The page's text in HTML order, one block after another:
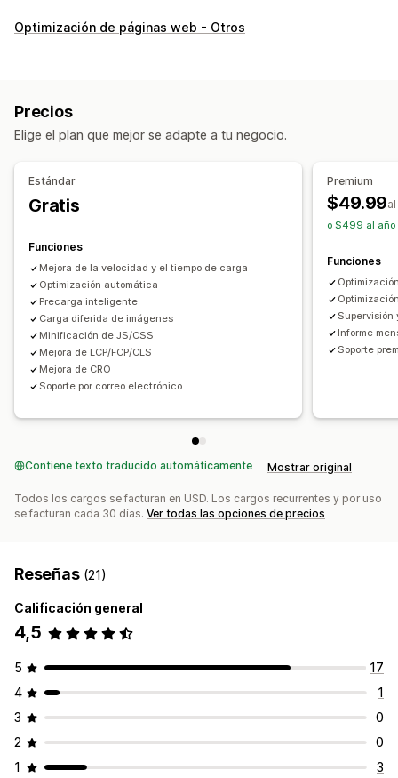
Herramientas de SEO
Optimización del tema
Análisis de velocidad
Optimización de páginas web - Otros
Precios
Elige el plan que mejor se adapte a tu negocio.
Estándar
Gratis
Funciones
Mejora de la velocidad y el tiempo de carga
Optimización automática
Precarga inteligente
Carga diferida de imágenes
Minificación de JS/CSS
Mejora de LCP/FCP/CLS
Mejora de CRO
Soporte por correo electrónico
Premium
$49.99
o $499 al año
Funciones
Supervisión
Informe
Soporte
Contiene texto traducido automáticamente Mostrar original
Todos los cargos se facturan en USD. Los cargos recurrentes y por uso
se facturan cada 30 días. Ver todas las opciones de precios
Reseñas (21)
Calificación general
4,5
5
17
4
1
3
0
2
0
1
3